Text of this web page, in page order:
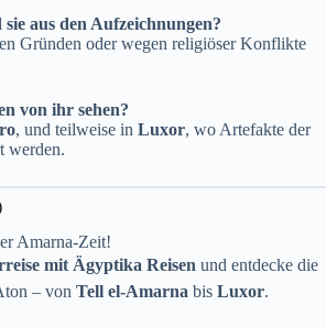
aus den Aufzeichnungen?
Gründen oder wegen religiöser Konflikte
von ihr sehen?
, und teilweise in Luxor, wo Artefakte der
werden.
Amarna-Zeit!
mit Ägyptika Reisen und entdecke die
– von Tell el-Amarna bis Luxor.